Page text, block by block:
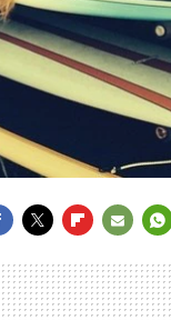
MAIL